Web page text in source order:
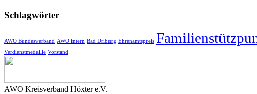
Schlagwörter
AWO Bundesverband AWO intern Bad Driburg Ehrenamtspreis
Verdienstmedaille Vorstand
AWO Kreisverband Höxter e.V.